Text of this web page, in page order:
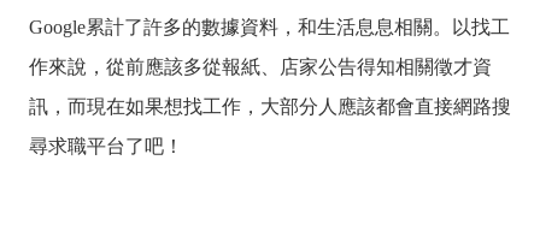
Google累計了許多的數據資料，和生活息息相關。以找工
作來說，從前應該多從報紙、店家公告得知相關徵才資
訊，而現在如果想找工作，大部分人應該都會直接網路搜
尋求職平台了吧！